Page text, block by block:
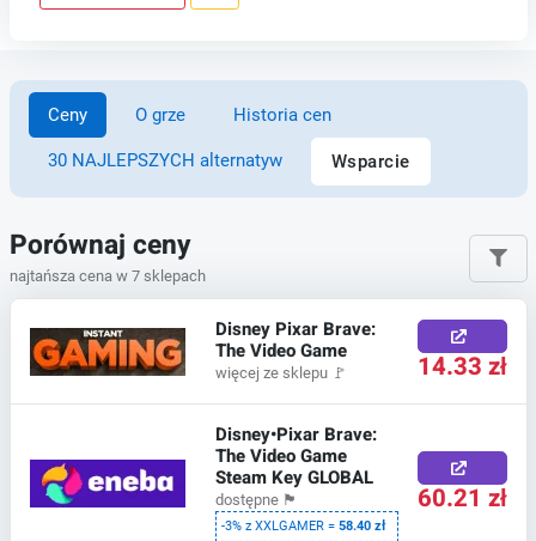
Ceny O grze Historia cen
30 NAJLEPSZYCH alternatyw Wsparcie
Porównaj ceny
najtańsza cena w 7 sklepach
Disney Pixar Brave:
The Video Game
więcej ze sklepu 🚩 14.33 zł
Disney•Pixar Brave:
The Video Game
Steam Key GLOBAL
dostępne 🏴
-3% z XXLGAMER =58.40 zł
60.21 zł